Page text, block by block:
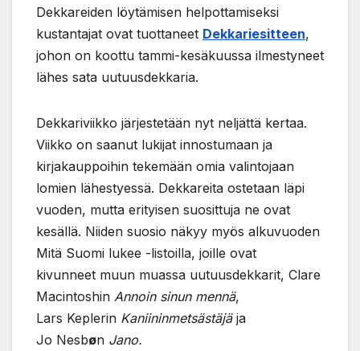
Dekkareiden löytämisen helpottamiseksi
kustantajat ovat tuottaneet Dekkariesitteen,
johon on koottu tammi-kesäkuussa ilmestyneet
lähes sata uutuusdekkaria.
Dekkariviikko järjestetään nyt neljättä kertaa.
Viikko on saanut lukijat innostumaan ja
kirjakauppoihin tekemään omia valintojaan
lomien lähestyessä. Dekkareita ostetaan läpi
vuoden, mutta erityisen suosittuja ne ovat
kesällä. Niiden suosio näkyy myös alkuvuoden
Mitä Suomi lukee -listoilla, joille ovat
kivunneet muun muassa uutuusdekkarit, Clare
Macintoshin Annoin sinun mennä,
Lars Keplerin Kaniininmetsästäjä ja
Jo Nesbøn Jano.